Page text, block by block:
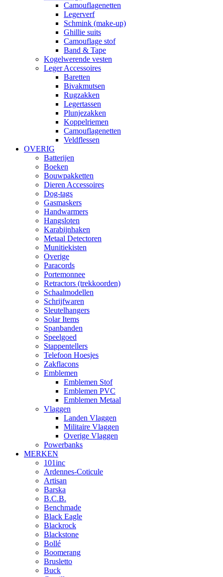
Camouflagenetten
Legerverf
Schmink (make-up)
Ghillie suits
Camouflage stof
Band & Tape
Kogelwerende vesten
Leger Accessoires
Baretten
Bivakmutsen
Rugzakken
Legertassen
Plunjezakken
Koppelriemen
Camouflagenetten
Veldflessen
OVERIG
Batterijen
Boeken
Bouwpakketten
Dieren Accessoires
Dog-tags
Gasmaskers
Handwarmers
Hangsloten
Karabijnhaken
Metaal Detectoren
Munitiekisten
Overige
Paracords
Portemonnee
Retractors (trekkoorden)
Schaalmodellen
Schrijfwaren
Sleutelhangers
Solar Items
Spanbanden
Speelgoed
Stappentellers
Telefoon Hoesjes
Zakflacons
Emblemen
Emblemen Stof
Emblemen PVC
Emblemen Metaal
Vlaggen
Landen Vlaggen
Militaire Vlaggen
Overige Vlaggen
Powerbanks
MERKEN
101inc
Ardennes-Coticule
Artisan
Barska
B.C.B.
Benchmade
Black Eagle
Blackrock
Blackstone
Bollé
Boomerang
Brusletto
Buck